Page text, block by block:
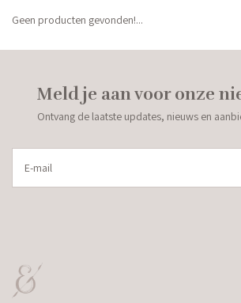
Geen producten gevonden!...
Meld je aan voor onze
Ontvang de laatste updates, nieuws en